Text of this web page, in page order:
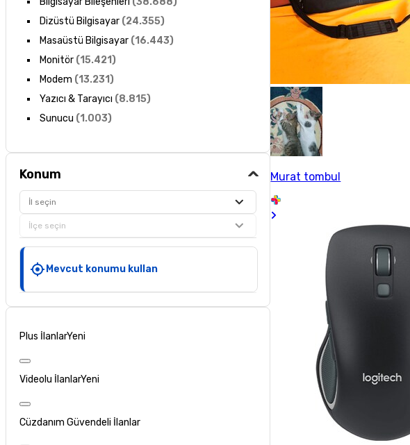
Dizüstü Bilgisayar(24.355)
Masaüstü Bilgisayar(16.443)
Monitör(15.421)
Modem (13.231)
Yazıcı & Tarayıcı (8.815)
Sunucu (1.003)
Konum
İl seçin
İlçe seçin
Mevcut konumu kullan
Plus İlanlarYeni
Videolu İlanlarYeni
Cüzdanım Güvendeli İlanlar
Murat tombul